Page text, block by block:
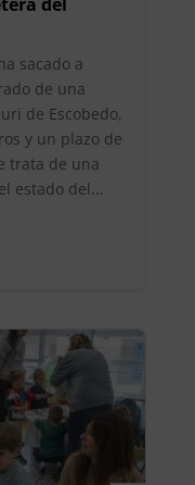
sacado a
de una
de Escobedo,
y un plazo de
trata de una
estado del...